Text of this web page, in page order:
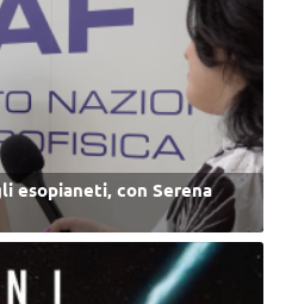
esopianeti, con Serena